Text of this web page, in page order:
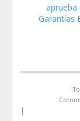
aprueba
Garantías
|